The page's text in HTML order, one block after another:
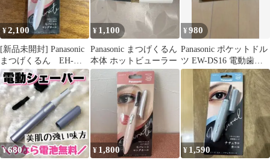
¥2,100
[新品未開封] Panasonic
まつげくるん EH-
SE51-P
¥ 1,100
Panasonic まつげくるん
本体 ホットビューラー
¥980
Panasonic ポケットドル
ツ EW-DS16 電動歯ブ
ラシ 本体
¥680 ¥ 1,800 ¥ 1,590